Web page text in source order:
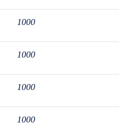
1000
1000
1000
1000